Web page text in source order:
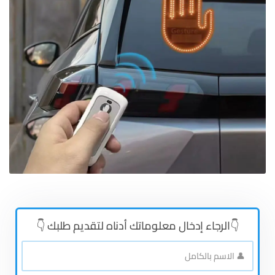
👇الرجاء إدخال معلوماتك أدناه لتقديم طلبك 👇
👤
الاسم